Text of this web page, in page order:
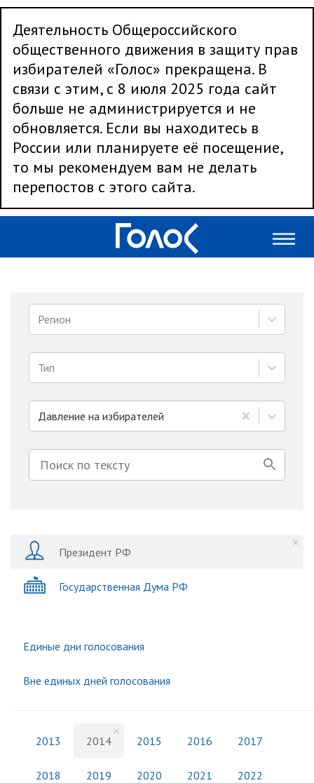
Деятельность Общероссийского
общественного движения в защиту прав
избирателей «Голос» прекращена. В
связи с этим, с 8 июля 2025 года сайт
больше не администрируется и не
обновляется. Если вы находитесь в
России или планируете её посещение,
то мы рекомендуем вам не делать
перепостов с этого сайта.
Регион
Тип
Давление на избирателей
Президент РФ
Государственная Дума РФ
Единые дни голосования
Вне единых дней голосования
2013 2014 2015 2016 2017
2018 2019 2020 2021 2022